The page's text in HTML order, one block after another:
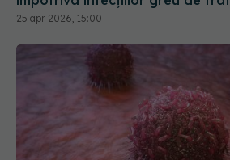
25 apr 2026, 15:00